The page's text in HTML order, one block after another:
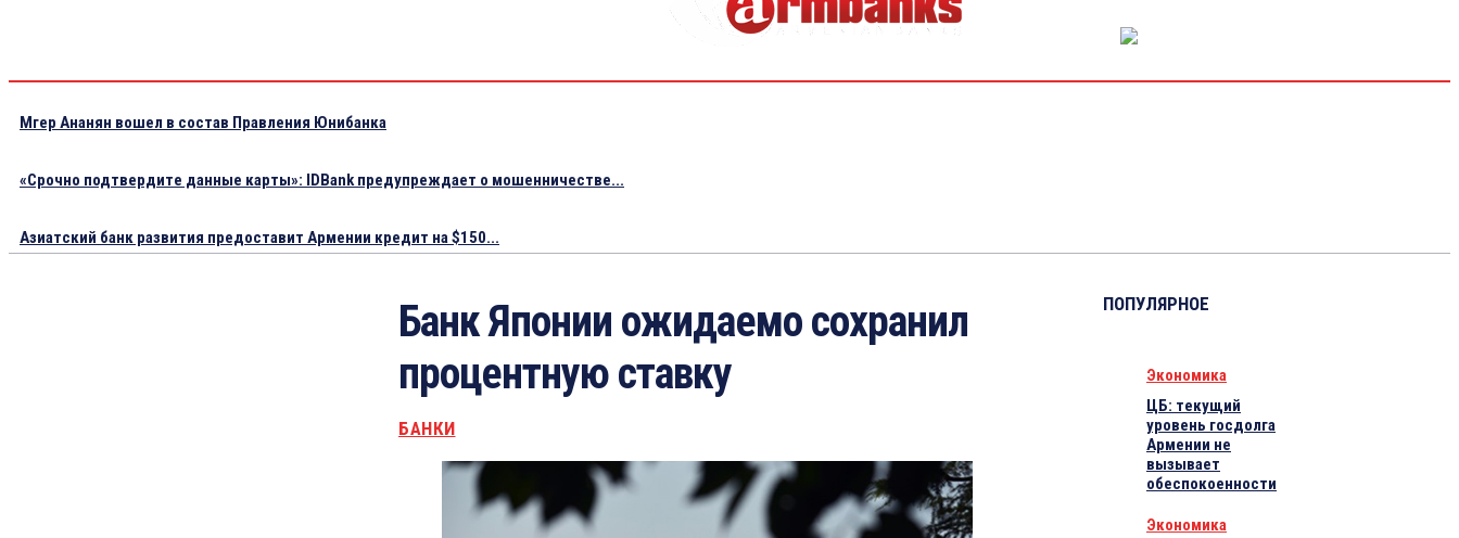
Мгер Ананян вошел в состав Правления Юнибанка
«Срочно подтвердите данные карты»: IDBank предупреждает о мошенничестве...
Азиатский банк развития предоставит Армении кредит на $150...
Банк Японии ожидаемо сохранил
процентную ставку
БАНКИ
ПОПУЛЯРНОЕ
Экономика
ЦБ: текущий
уровень госдолга
Армении не
вызывает
обеспокоенности
Экономика